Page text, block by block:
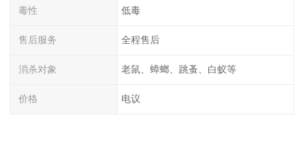
毒性 低毒
售后服务 全程售后
消杀对象 老鼠、蟑螂、跳蚤、白蚁等
价格 电议